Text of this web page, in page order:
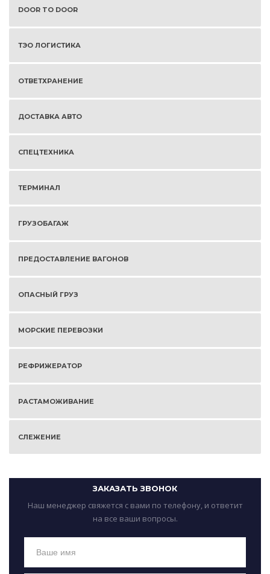
DOOR TO DOOR
ТЭО ЛОГИСТИКА
ОТВЕТХРАНЕНИЕ
ДОСТАВКА АВТО
СПЕЦТЕХНИКА
ТЕРМИНАЛ
ГРУЗОБАГАЖ
ПРЕДОСТАВЛЕНИЕ ВАГОНОВ
ОПАСНЫЙ ГРУЗ
МОРСКИЕ ПЕРЕВОЗКИ
РЕФРИЖЕРАТОР
РАСТАМОЖИВАНИЕ
СЛЕЖЕНИЕ
ЗАКАЗАТЬ ЗВОНОК
Наш менеджер свяжется с вами по телефону, и ответит
на все ваши вопросы.